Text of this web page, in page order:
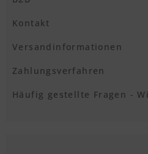
Kontakt
Versandinformationen
Zahlungsverfahren
Häufig gestellte Fragen -